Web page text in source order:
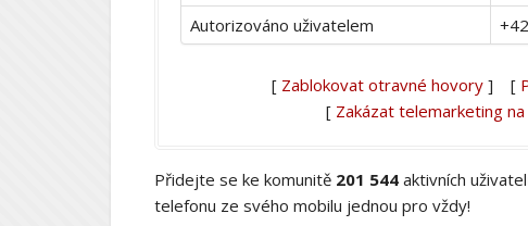
Autorizováno uživatelem
[ Zablokovat otravné hovory] [
[ Zakázat telemarketing
Přidejte se ke komunitě 201 544 aktivních
telefonu ze svého mobilu jednou pro vždy!